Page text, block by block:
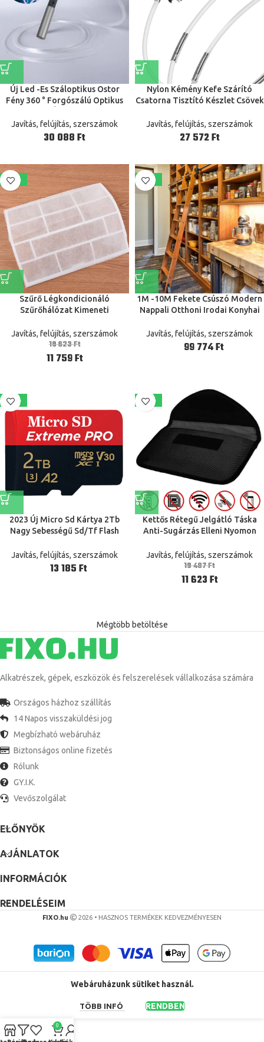
Új Led -Es Száloptikus Ostor
Fény 360 ° Forgószálú Optikus
Szikrázó Áramlás Disco Tánc
Ostorok
Javítás, felújítás, szerszámok
Ft
Nylon Kémény Kefe Szárító
Csatorna Tisztító Készlet Csövek
Mosó
Javítás, felújítás, szerszámok
Ft
-40%
Szűrő Légkondicionáló
Szűrőhálózat Kimeneti
5-Zsákok Anti-Por Tisztítószer
Beltéri Nem Szőtt
Javítás, felújítás, szerszámok
19 623Ft
11 759Ft
-10%
1M -10M Fekete Csúszó Modern
Nappali Otthoni Irodai Konyhai
Pályakészlet
Javítás, felújítás, szerszámok
Ft
-37%
2023 Új Micro Sd Kártya 2Tb
Nagy Sebességű Sd/Tf Flash
Telefonhoz/Számítógép/Kamer
a Ingyenes Szállítás
Javítás, felújítás, szerszámok
Ft
-40%
Kettős Rétegű Jelgátló Táska
Anti-Sugárzás Elleni Nyomon
Árnyékoló Tasak Pénztárca
Személyi Igazolvány Tároló Tok
Javítás, felújítás, szerszámok
19 487Ft
11 623Ft
Mégtöbb betöltése
Alkatrészek, gépek, eszközök és felszerelések vállalkozása számára
Országos házhoz szállítás
14 Napos visszaküldési jog
Megbízható webáruház
Biztonságos online fizetés
Rólunk
GY.I.K.
Vevőszolgálat
ELŐNYÖK
AJÁNLATOK
INFORMÁCIÓK
RENDELÉSEIM
FIXO.hu 2026 • HASZNOS TERMÉKEK KEDVEZMÉNYESEN
Webáruházunk sütiket használ.
TÖBB INFÓ RENDBEN
0